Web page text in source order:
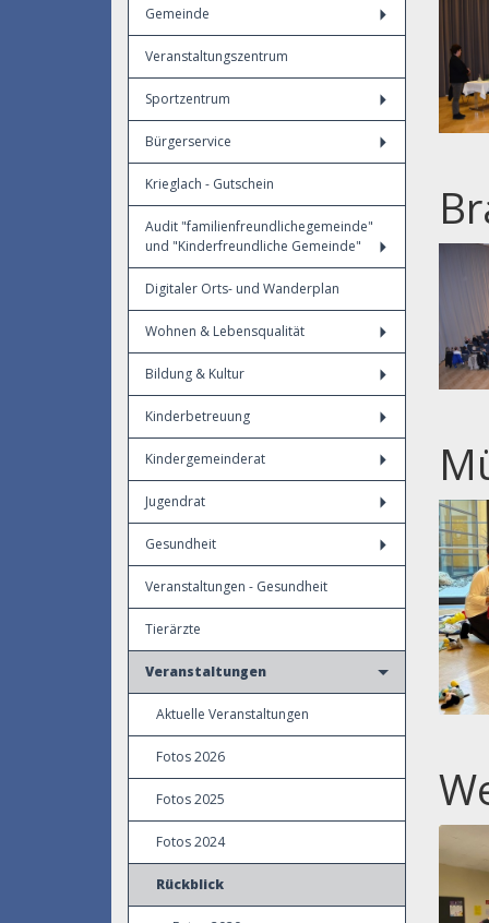
Gemeinde
Veranstaltungszentrum
Sportzentrum
Bürgerservice
Krieglach - Gutschein
Audit "familienfreundlichegemeinde"
und "Kinderfreundliche Gemeinde"
Digitaler Orts- und Wanderplan
Wohnen & Lebensqualität
Bildung & Kultur
Kinderbetreuung
Kindergemeinderat
Jugendrat
Gesundheit
Veranstaltungen - Gesundheit
Tierärzte
Veranstaltungen
Aktuelle Veranstaltungen
Fotos 2026
Fotos 2025
Fotos 2024
Rückblick